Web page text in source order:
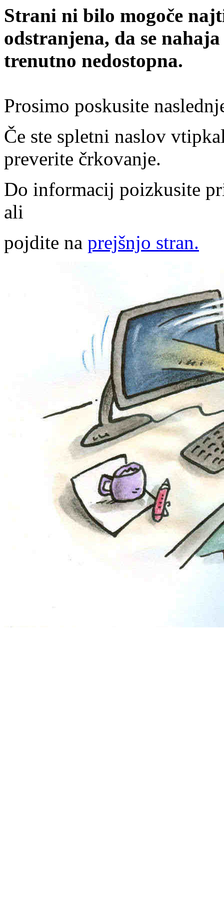
Strani ni bilo mogoče
odstranjena, da se
trenutno nedostopna.
Prosimo poskusite
Če ste spletni naslov
preverite črkovanje.
Do informacij poizkusite
ali
pojdite na prejšnjo stran.